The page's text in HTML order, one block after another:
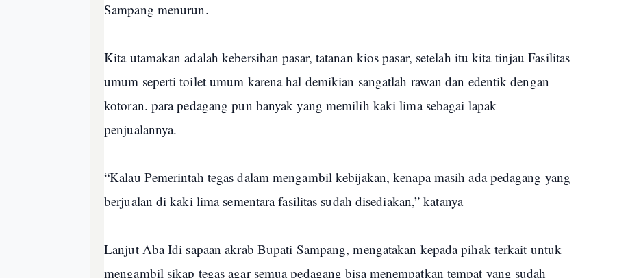
Sampang menurun.
Kita utamakan adalah kebersihan pasar, tatanan kios pasar, setelah itu kita tinjau Fasilitas
umum seperti toilet umum karena hal demikian sangatlah rawan dan edentik dengan
kotoran. para pedagang pun banyak yang memilih kaki lima sebagai lapak
penjualannya.
“Kalau Pemerintah tegas dalam mengambil kebijakan, kenapa masih ada pedagang yang
berjualan di kaki lima sementara fasilitas sudah disediakan,” katanya
Lanjut Aba Idi sapaan akrab Bupati Sampang, mengatakan kepada pihak terkait untuk
mengambil sikap tegas agar semua pedagang bisa menempatkan tempat yang sudah